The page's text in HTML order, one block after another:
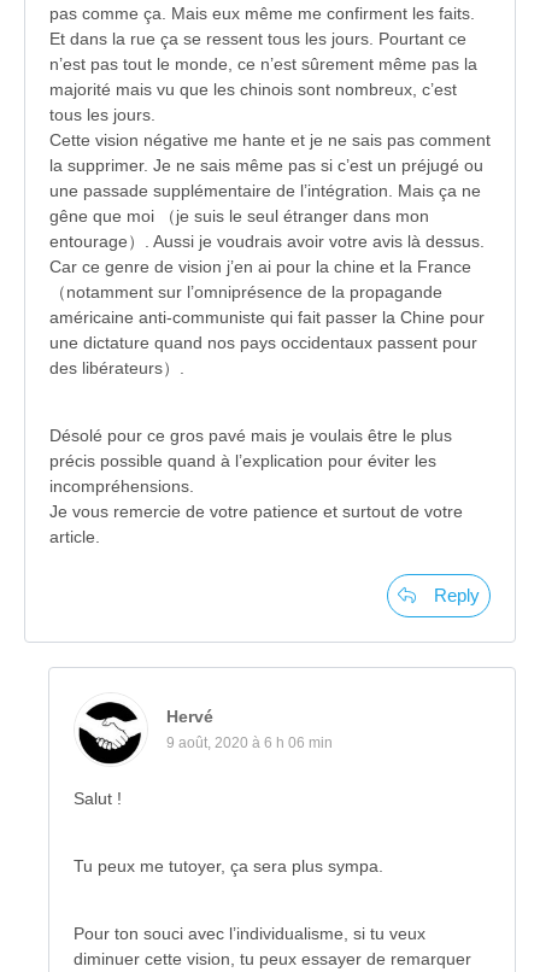
pas comme ça. Mais eux même me confirment les faits.
Et dans la rue ça se ressent tous les jours. Pourtant ce
n’est pas tout le monde, ce n’est sûrement même pas la
majorité mais vu que les chinois sont nombreux, c’est
tous les jours.
Cette vision négative me hante et je ne sais pas comment
la supprimer. Je ne sais même pas si c’est un préjugé ou
une passade supplémentaire de l’intégration. Mais ça ne
gêne que moi （je suis le seul étranger dans mon
entourage）. Aussi je voudrais avoir votre avis là dessus.
Car ce genre de vision j’en ai pour la chine et la France
（notamment sur l’omniprésence de la propagande
américaine anti-communiste qui fait passer la Chine pour
une dictature quand nos pays occidentaux passent pour
des libérateurs）.
Désolé pour ce gros pavé mais je voulais être le plus
précis possible quand à l’explication pour éviter les
incompréhensions.
Je vous remercie de votre patience et surtout de votre
article.
Reply
Hervé
9 août, 2020 à 6 h 06 min
Salut !
Tu peux me tutoyer, ça sera plus sympa.
Pour ton souci avec l’individualisme, si tu veux
diminuer cette vision, tu peux essayer de remarquer